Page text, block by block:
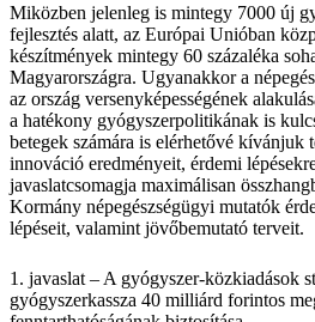
Miközben jelenleg is mintegy 7000 új
fejlesztés alatt, az Európai Unióban
készítmények mintegy 60 százaléka
Magyarországra. Ugyanakkor a
az ország versenyképességének
a hatékony gyógyszerpolitikának is
betegek számára is elérhetővé kívánjuk
innováció eredményeit, érdemi
javaslatcsomagja maximálisan
Kormány népegészségügyi mutatók
lépéseit, valamint jövőbemutató terveit.
1. javaslat – A gyógyszer-közkiadások
gyógyszerkassza 40 milliárd forintos